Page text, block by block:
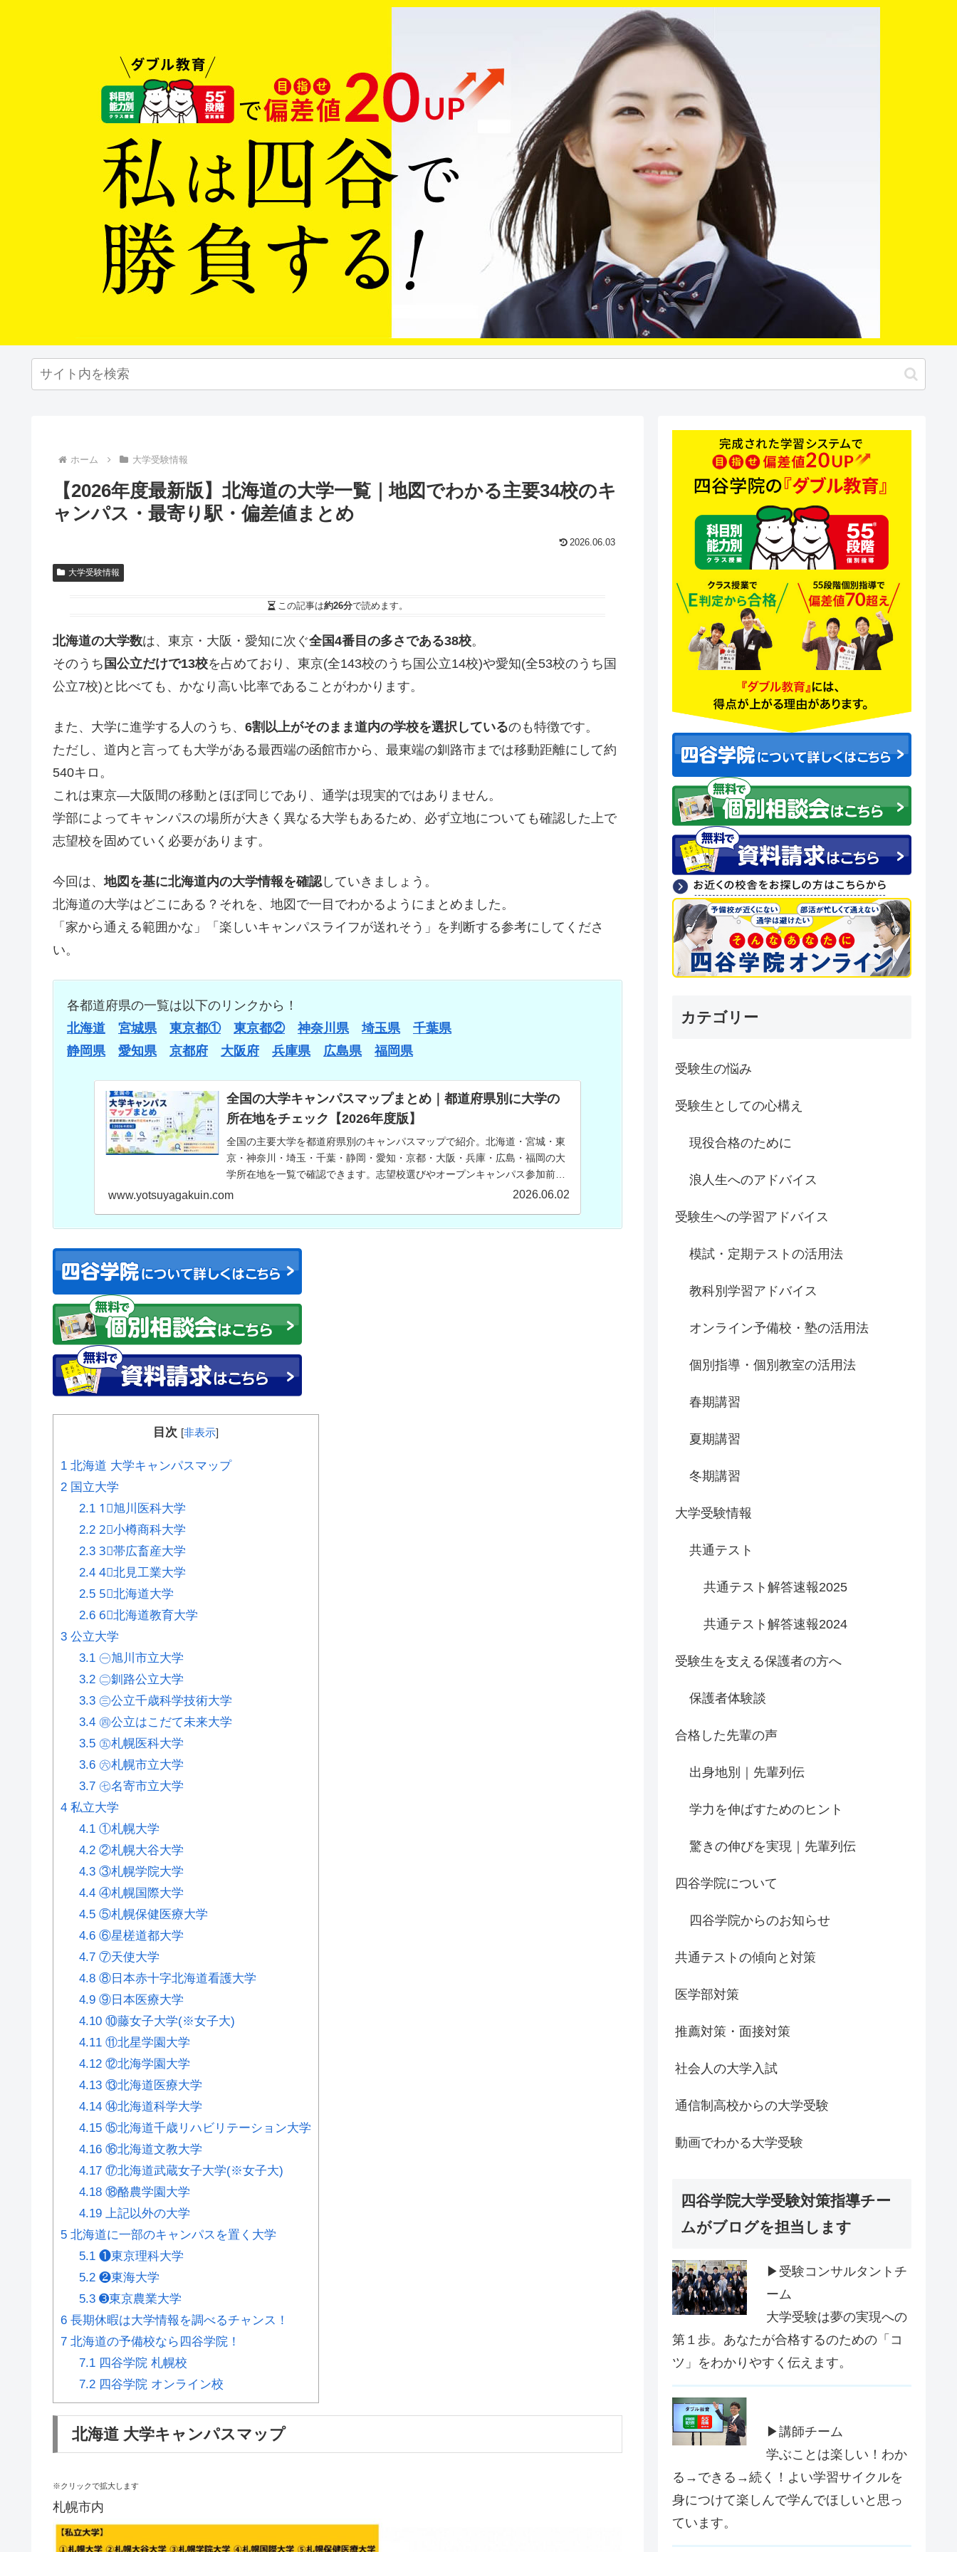
ホーム 大学受験情報
【2026年度最新版】北海道の大学一覧｜地図でわかる主要34校のキ
ャンパス・最寄り駅・偏差値まとめ
2026.06.03
大学受験情報
この記事は約26分で読めます。
北海道の大学数は、東京・大阪・愛知に次ぐ全国4番目の多さである38校。
そのうち 国公立だけで13校を占めており、東京(全143校のうち国公立14校)や愛知(全53校のうち国
公立7校)と比べても、かなり高い比率であることがわかります。
また、大学に進学する人のうち、 6割以上がそのまま道内の学校を選択しているのも特徴です。
ただし、道内と言っても大学がある最西端の函館市から、最東端の釧路市までは移動距離にして約
540キロ。
これは東京―大阪間の移動とほぼ同じであり、通学は現実的ではありません。
学部によってキャンパスの場所が大きく異なる大学もあるため、必ず立地についても確認した上で
志望校を固めていく必要があります。
今回は、地図を基に北海道内の大学情報を確認していきましょう。
北海道の大学はどこにある？それを、地図で一目でわかるようにまとめました。
「家から通える範囲かな」「楽しいキャンパスライフが送れそう」を判断する参考にしてくださ
い。
各都道府県の一覧は以下のリンクから！
北海道
宮城県 東京都① 東京都② 神奈川県 埼玉県
千葉県
静岡県
愛知県 京都府 大阪府 兵庫県 広島県 福岡県
全国の大学キャンパスマップまとめ｜都道府県別に大学の
所在地をチェック【2026年度版】
全国の主要大学を都道府県別のキャンパスマップで紹介。北海道・宮城・東
京・神奈川・埼玉・千葉・静岡・愛知・京都・大阪・兵庫・広島・福岡の大
学所在地を一覧で確認できます。志望校選びやオープンキャンパス参加前の
情報収集にお役立てください。
www.yotsuyagakuin.com 2026.06.02
目次 [非表示]
1 北海道 大学キャンパスマップ
2 国立大学
2.11⃣旭川医科大学
2.22⃣小樽商科大学
2.33⃣帯広畜産大学
2.44⃣北見工業大学
2.55⃣北海道大学
2.66⃣北海道教育大学
3 公立大学
3.1㊀旭川市立大学
3.2㊁釧路公立大学
3.3㊂公立千歳科学技術大学
3.4㊃公立はこだて未来大学
3.5㊄札幌医科大学
3.6㊅札幌市立大学
3.7㊆名寄市立大学
4 私立大学
4.1①札幌大学
4.2②札幌大谷大学
4.3③札幌学院大学
4.4④札幌国際大学
4.5⑤札幌保健医療大学
4.6⑥星槎道都大学
4.7⑦天使大学
4.8⑧日本赤十字北海道看護大学
4.9⑨日本医療大学
4.10⑩藤女子大学(※女子大)
4.11⑪北星学園大学
4.12⑫北海学園大学
4.13⑬北海道医療大学
4.14⑭北海道科学大学
4.15⑮北海道千歳リハビリテーション大学
4.16⑯北海道文教大学
4.17⑰北海道武蔵女子大学(※女子大)
4.18⑱酪農学園大学
4.19上記以外の大学
5 北海道に一部のキャンパスを置く大学
5.1❶東京理科大学
5.2❷東海大学
5.3➌東京農業大学
6 長期休暇は大学情報を調べるチャンス！
7 北海道の予備校なら四谷学院！
7.1四谷学院 札幌校
7.2四谷学院 オンライン校
北海道 大学キャンパスマップ
※クリックで拡大します
札幌市内
カテゴリー
受験生の悩み
受験生としての心構え
現役合格のために
浪人生へのアドバイス
受験生への学習アドバイス
模試・定期テストの活用法
教科別学習アドバイス
オンライン予備校・塾の活用法
個別指導・個別教室の活用法
春期講習
夏期講習
冬期講習
大学受験情報
共通テスト
共通テスト解答速報2025
共通テスト解答速報2024
受験生を支える保護者の方へ
保護者体験談
合格した先輩の声
出身地別｜先輩列伝
学力を伸ばすためのヒント
驚きの伸びを実現｜先輩列伝
四谷学院について
四谷学院からのお知らせ
共通テストの傾向と対策
医学部対策
推薦対策・面接対策
社会人の大学入試
通信制高校からの大学受験
動画でわかる大学受験
四谷学院大学受験対策指導チー
ムがブログを担当します
▶受験コンサルタントチ
ーム
大学受験は夢の実現への
第１歩。あなたが合格するのための「コ
ツ」をわかりやすく伝えます。
▶講師チーム
学ぶことは楽しい！わか
る→できる→続く！よい学習サイクルを
身につけて楽しんで学んでほしいと思っ
ています。